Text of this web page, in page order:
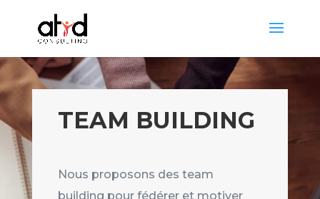
TEAM BUILDING
Nous proposons des team
building pour fédérer et motiver